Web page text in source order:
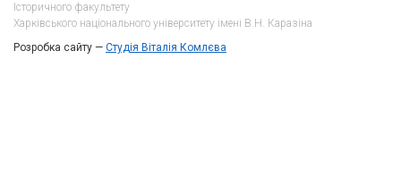
Історичного факультету
Харківського національного університету імені В.Н. Каразіна
Розробка сайту — Студія Віталія Комлєва